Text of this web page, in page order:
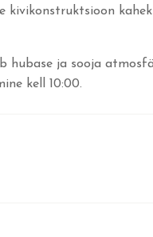
ja sooja
kell 10:00.